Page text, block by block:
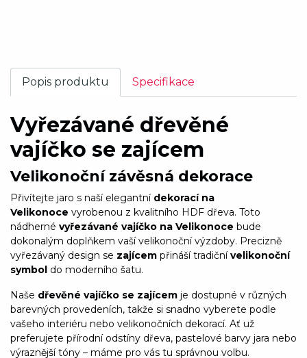
Popis produktu Specifikace
Vyřezávané dřevěné
vajíčko se zajícem
Velikonoční závěsná dekorace
Přivítejte jaro s naší elegantní dekorací na
Velikonoce vyrobenou z kvalitního HDF dřeva. Toto
nádherné vyřezávané vajíčko na Velikonoce bude
dokonalým doplňkem vaší velikonoční výzdoby. Precizně
vyřezávaný design se zajícem přináší tradičnívelikonoční
symbol do moderního šatu.
Naše dřevěné vajíčko se zajícem je dostupné v různých
barevných provedeních, takže si snadno vyberete podle
vašeho interiéru nebo velikonočních dekorací. Ať už
preferujete přírodní odstíny dřeva, pastelové barvy jara nebo
výraznější tóny – máme pro vás tu správnou volbu.